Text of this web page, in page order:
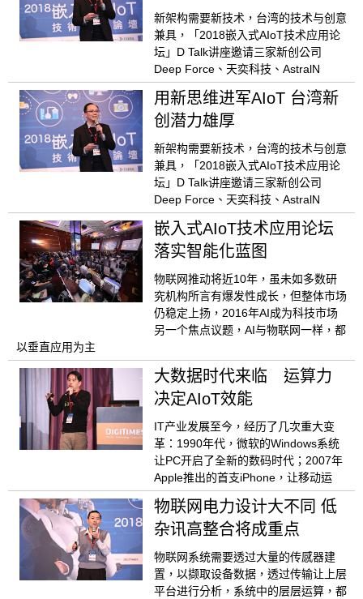
新架构需要新技术，台湾的技术与创意
兼具，「2018嵌入式AIoT技术应用论
坛」D Talk讲座邀请三家新创公司
Deep Force、天奕科技、AstralN
用新思维进军AIoT 台湾新
创潜力雄厚
新架构需要新技术，台湾的技术与创意
兼具，「2018嵌入式AIoT技术应用论
坛」D Talk讲座邀请三家新创公司
Deep Force、天奕科技、AstralN
嵌入式AIoT技术应用论坛
落实智能化蓝图
物联网推动将近10年，虽未如多数研
究机构所言有爆发性成长，但整体市场
仍稳定上扬，2016年AI成为科技市场
另一个焦点议题，AI与物联网一样，都
以垂直应用为主
大数据时代来临 运算力
决定AIoT效能
IT产业发展至今，经历了几次重大变
革：1990年代，微软的Windows系统
让PC开启了全新的数码时代；2007年
Apple推出的首支iPhone，让移动运
物联网电力设计大不同 低
杂讯高整合将成重点
物联网系统需要透过大量的传感器建
置，以撷取设备数据，透过传输让上层
平台进行分析，系统中的层层运算，都